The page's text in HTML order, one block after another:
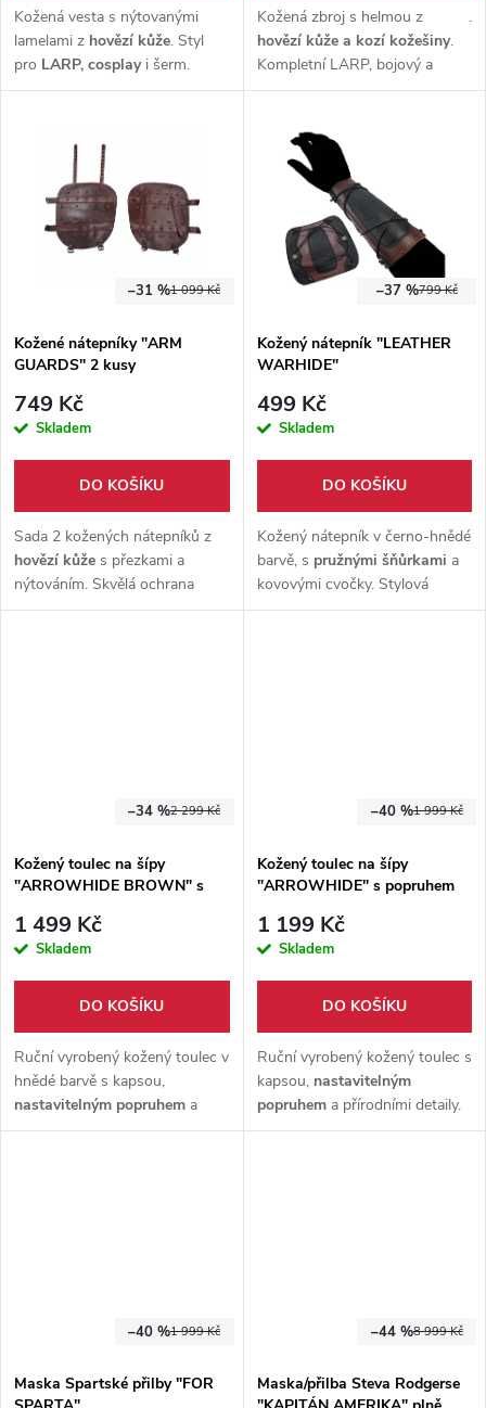
u
d
u
Kožená vesta s nýtovanými
lamelami z hovězí kůže. Styl
pro LARP, cosplayi šerm.
Nastavitelné zapínání, tvrdý
Kožená zbroj s helmou z
hovězí kůže a kozí kožešiny.
Kompletní LARP, bojový a
fantasy set pro dospělé s
autentickým vzhledem
.
1 099 Kč
–31 %
Kožené nátepníky "ARM
GUARDS" 2 kusy
749 Kč
Skladem
DO KOŠÍKU
Sada 2 kožených nátepníků z
hovězí kůže s přezkami a
nýtováním. Skvělá ochrana
předloktí proLARP,
799 Kč
–37 %
Kožený nátepník "LEATHER
WARHIDE"
499 Kč
Skladem
DO KOŠÍKU
Kožený nátepník v černo-hnědé
barvě, s pružnými šňůrkami a
kovovými cvočky. Stylová
ochrana zápěstí pro
2 299 Kč
–34 %
Kožený toulec na šípy
"ARROWHIDE BROWN" s
1 499 Kč
Skladem
DO KOŠÍKU
Ruční vyrobený kožený toulec v
hnědé barvě s kapsou,
nastavitelným popruhem a
přírodními detaily. Vhodný na
1 999 Kč
–40 %
Kožený toulec na šípy
"ARROWHIDE" s popruhem
1 199 Kč
Skladem
DO KOŠÍKU
Ruční vyrobený kožený toulec s
kapsou, nastavitelným
popruhema přírodními detaily.
Vhodný na záda i za pas. Pro
1 999 Kč
–40 %
Maska Spartské přilby "FOR
8 999 Kč
–44 %
Maska/přilba Steva Rodgerse